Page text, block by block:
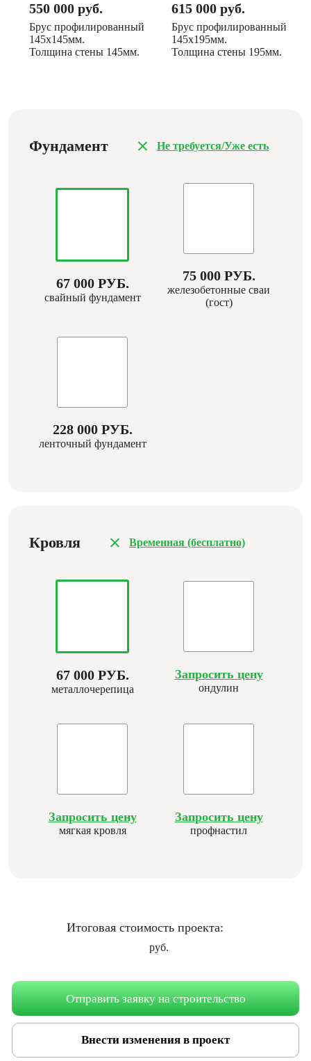
550 000 руб.
Брус профилированный
145х145мм.
Толщина стены 145мм.
615 000 руб.
Брус профилированный
145х195мм.
Толщина стены 195мм.
Фундамент Не требуется/Уже есть
67 000 РУБ.
свайный фундамент
75 000 РУБ.
железобетонные сваи
(гост)
228 000 РУБ.
ленточный фундамент
Кровля Временная (бесплатно)
67 000 РУБ.
металлочерепица
Запросить цену
ондулин
Запросить цену
мягкая кровля
Запросить цену
профнастил
Итоговая стоимость проекта:
руб.
Отправить заявку на строительство
Внести изменения в проект